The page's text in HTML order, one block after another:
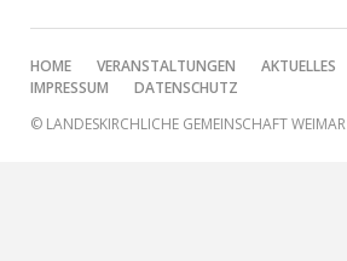
NAVIGATION
ÜBERSPRINGEN
HOME VERANSTALTUNGEN AKTUELLES
IMPRESSUM
DATENSCHUTZ
© LANDESKIRCHLICHE GEMEINSCHAFT WEIMAR